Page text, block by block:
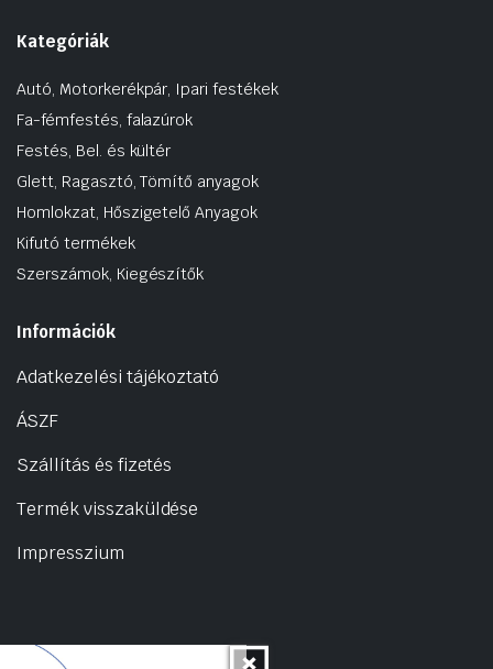
Kategóriák
Autó, Motorkerékpár, Ipari festékek
Fa-fémfestés, falazúrok
Festés, Bel. és kültér
Glett, Ragasztó, Tömítő anyagok
Homlokzat, Hőszigetelő Anyagok
Kifutó termékek
Szerszámok, Kiegészítők
Információk
Adatkezelési tájékoztató
ÁSZF
Szállítás és fizetés
Termék visszaküldése
Impresszium